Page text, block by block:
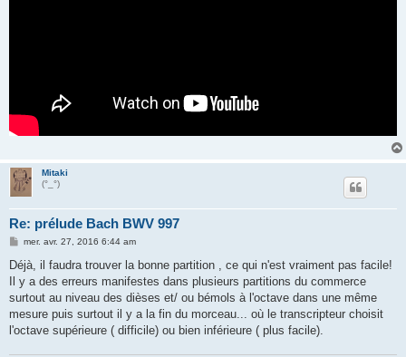
Mitaki
(°_°)
Re: prélude Bach BWV 997
M
s
s
a
g
mer. avr. 27, 2016 6:44 am
Déjà, il faudra trouver la bonne partition , ce qui n'est vraiment pas facile!
Il y a des erreurs manifestes dans plusieurs partitions du commerce
surtout au niveau des dièses et/ ou bémols à l'octave dans une même
mesure puis surtout il y a la fin du morceau... où le transcripteur choisit
l'octave supérieure ( difficile) ou bien inférieure ( plus facile).